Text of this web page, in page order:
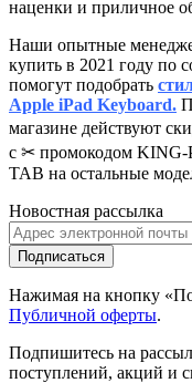
наценки и приличное
Наши опытные
купить в 2021 году по
помогут подобрать
Apple iPad Keyboard.
магазине действуют
с ✂ промокодом
TAB на остальные
Новостная рассылка
Подписаться
Нажимая на кнопку
Публичной оферты.
Подпишитесь на
поступлений, акций и